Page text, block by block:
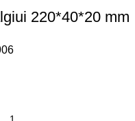
220*40*20 mm